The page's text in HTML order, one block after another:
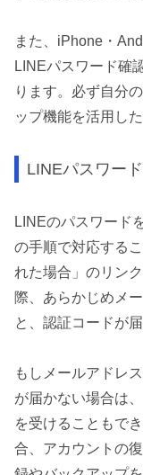
また、iPhone・
LINEパスワード確
ります。必ず自分
ップ機能を活用し
LINEパスワー
LINEのパスワード
の手順で対応する
れた場合」のリン
際、あらかじめメ
と、認証コードが
もしメールアドレ
が届かない場合は
を受けることもで
合、アカウントの